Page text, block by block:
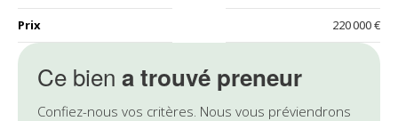
Ce bien a trouvé preneur
Confiez-nous vos critères. Nous vous préviendrons
Prix 220 000 €